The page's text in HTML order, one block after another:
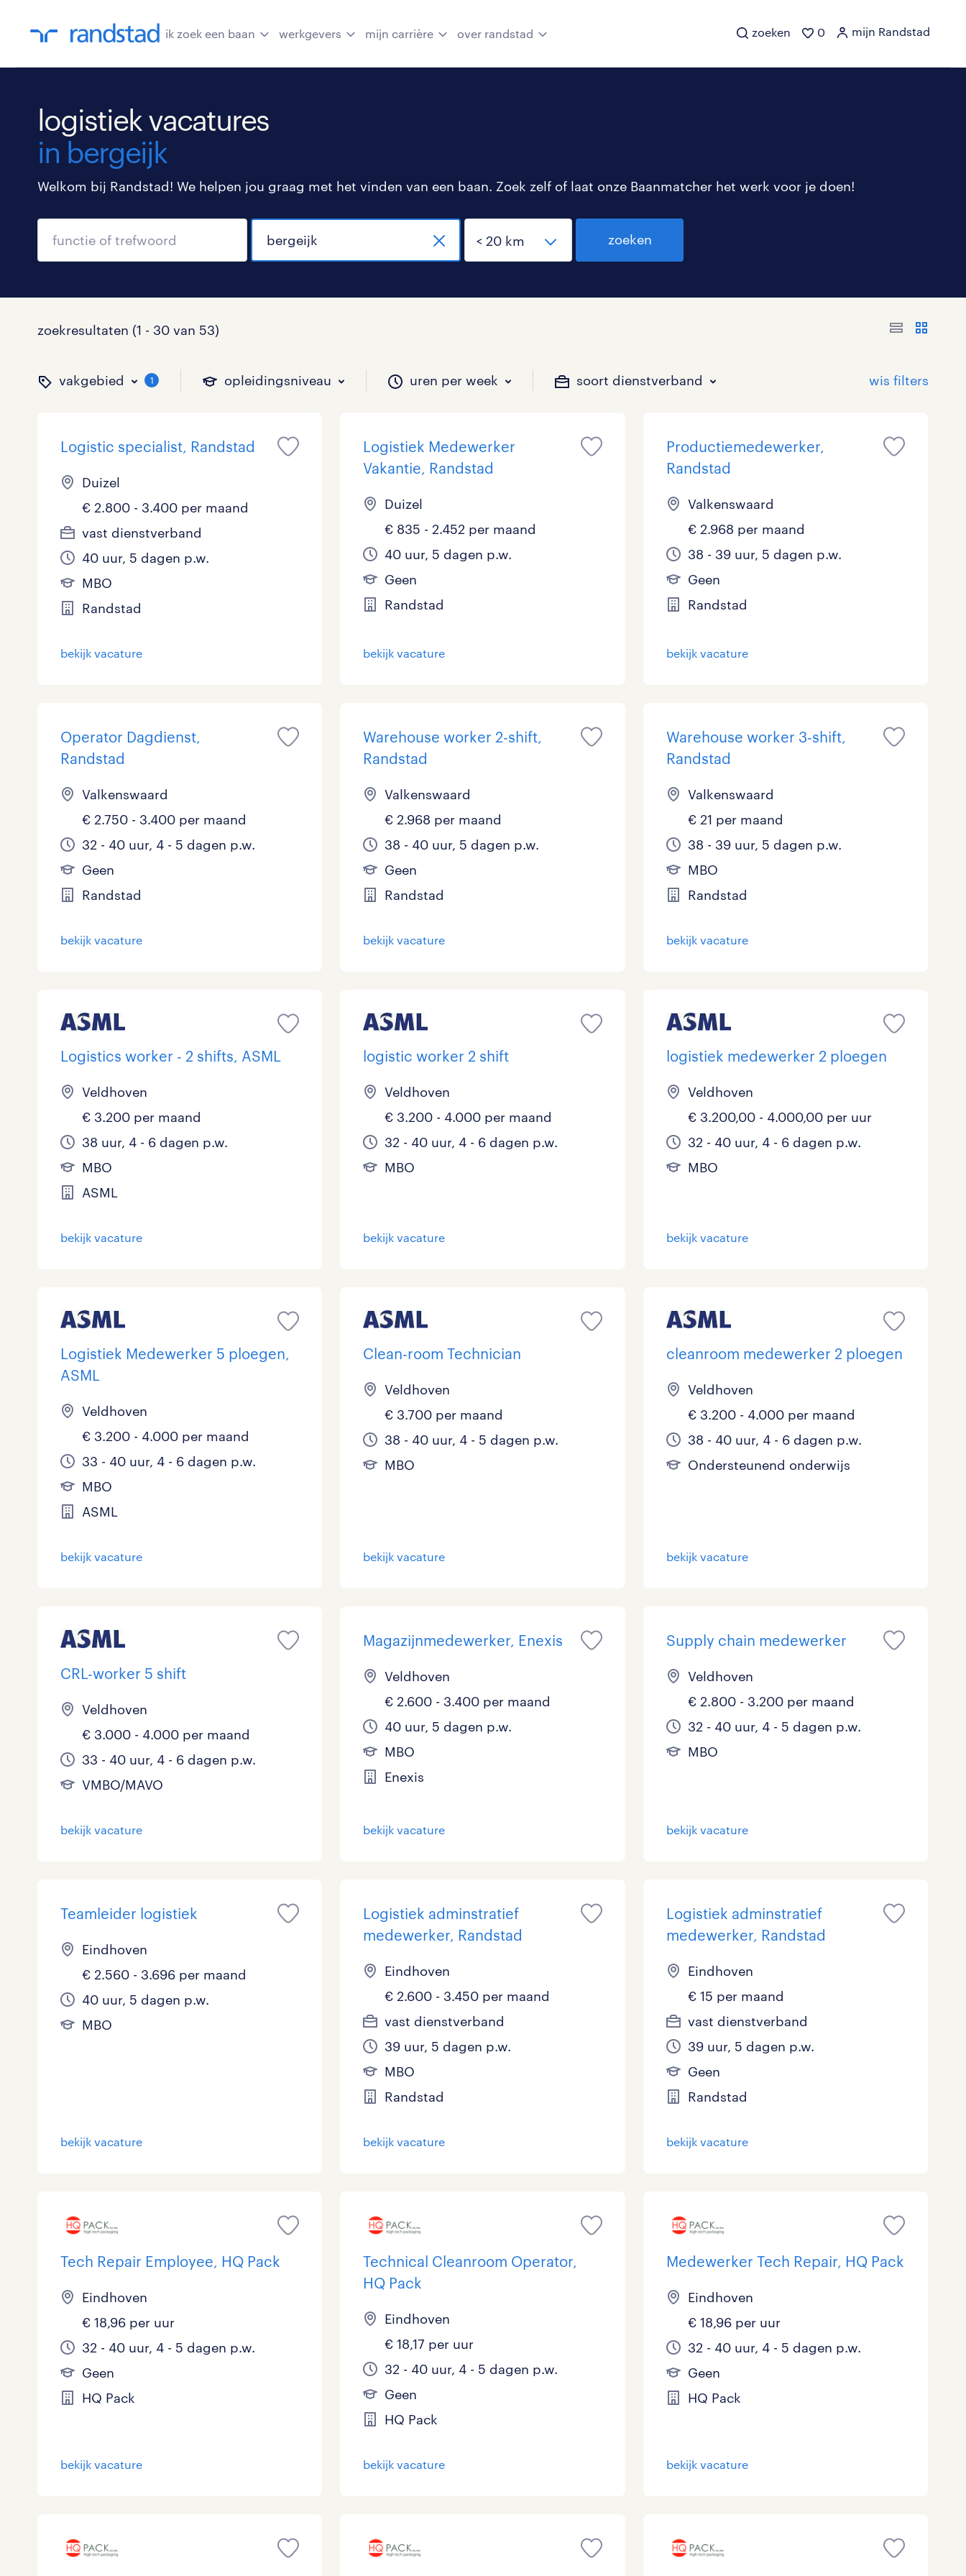
ik zoek een baan werkgevers mijn carrière over randstad zoeken 0 mijn Randstad
logistiek vacatures
in bergeijk
Welkom bij Randstad! We helpen jou graag met het vinden van een baan. Zoek zelf of laat onze Baanmatcher het werk voor je doen!
zoeken
zoekresultaten (1 - 30 van 53)
vakgebied 1 opleidingsniveau uren per week soort dienstverband
binnen welk vakgebied wil je werken?
Administratief Beveiliging
Callcenter / Contactcenter Chauffeurs Commercieel / Verkoop
Financieel Horeca / Catering
Management / Leidinggevend Marketing & Communicatie
Overig Personeel & Organisatie Schoonmaak
Secretarieel Supply chain & procurement Techniek
Webcare Zorg / Verpleging
toon 53 resultaten
op welk niveau zoek je vacatures?
Basisonderwijs 0 Geen 25 HAVO/VWO 0
HBO 0 LBO, MAVO, VMBO 0 MBO 17
Master Ondersteunend onderwijs
hoeveel uren per week wil je werken?
0 - 8 uur 1 9 - 16 uur 3 17 - 24 uur 3
25 - 32 uur 13 33 - 36 uur 5 37 - 40+ uur 28
welk soort dienstverband zou jij willen?
Detachering 0 Tijdelijk 11 Tijdelijk met uitzicht op vast
Vast 5
Logistic specialist, Randstad
Duizel
€ 2.800 - 3.400 per maand
vast dienstverband
40 uur, 5 dagen p.w.
MBO
Randstad
bekijk vacature
Logistiek Medewerker
Vakantie, Randstad
Duizel
€ 835 - 2.452 per maand
40 uur, 5 dagen p.w.
Geen
Randstad
bekijk vacature
Productiemedewerker,
Randstad
Valkenswaard
€ 2.968 per maand
38 - 39 uur, 5 dagen p.w.
Geen
Randstad
bekijk vacature
Operator Dagdienst,
Randstad
Valkenswaard
€ 2.750 - 3.400 per maand
32 - 40 uur, 4 - 5 dagen p.w.
Geen
Randstad
bekijk vacature
Warehouse worker 2-shift,
Randstad
Valkenswaard
€ 2.968 per maand
38 - 40 uur, 5 dagen p.w.
Geen
Randstad
bekijk vacature
Warehouse worker 3-shift,
Randstad
Valkenswaard
€ 21 per maand
38 - 39 uur, 5 dagen p.w.
MBO
Randstad
bekijk vacature
Logistics worker - 2 shifts, ASML
Veldhoven
€ 3.200 per maand
38 uur, 4 - 6 dagen p.w.
MBO
ASML
bekijk vacature
logistic worker 2 shift
Veldhoven
€ 3.200 - 4.000 per maand
32 - 40 uur, 4 - 6 dagen p.w.
MBO
bekijk vacature
logistiek medewerker 2 ploegen
Veldhoven
€ 3.200,00 - 4.000,00 per uur
32 - 40 uur, 4 - 6 dagen p.w.
MBO
bekijk vacature
Logistiek Medewerker 5 ploegen,
ASML
Veldhoven
€ 3.200 - 4.000 per maand
33 - 40 uur, 4 - 6 dagen p.w.
MBO
ASML
bekijk vacature
Clean-room Technician
Veldhoven
€ 3.700 per maand
38 - 40 uur, 4 - 5 dagen p.w.
MBO
bekijk vacature
cleanroom medewerker 2 ploegen
Veldhoven
€ 3.200 - 4.000 per maand
38 - 40 uur, 4 - 6 dagen p.w.
Ondersteunend onderwijs
bekijk vacature
CRL-worker 5 shift
Veldhoven
€ 3.000 - 4.000 per maand
33 - 40 uur, 4 - 6 dagen p.w.
VMBO/MAVO
bekijk vacature
Magazijnmedewerker, Enexis
Veldhoven
€ 2.600 - 3.400 per maand
40 uur, 5 dagen p.w.
MBO
Enexis
bekijk vacature
Supply chain medewerker
Veldhoven
€ 2.800 - 3.200 per maand
32 - 40 uur, 4 - 5 dagen p.w.
MBO
bekijk vacature
Teamleider logistiek
Eindhoven
€ 2.560 - 3.696 per maand
40 uur, 5 dagen p.w.
MBO
bekijk vacature
Logistiek adminstratief
medewerker, Randstad
Eindhoven
€ 2.600 - 3.450 per maand
vast dienstverband
39 uur, 5 dagen p.w.
MBO
Randstad
bekijk vacature
Logistiek adminstratief
medewerker, Randstad
Eindhoven
€ 15 per maand
vast dienstverband
39 uur, 5 dagen p.w.
Geen
Randstad
bekijk vacature
Tech Repair Employee, HQ Pack
Eindhoven
€ 18,96 per uur
32 - 40 uur, 4 - 5 dagen p.w.
Geen
HQ Pack
bekijk vacature
Technical Cleanroom Operator,
HQ Pack
Eindhoven
€ 18,17 per uur
32 - 40 uur, 4 - 5 dagen p.w.
Geen
HQ Pack
bekijk vacature
Medewerker Tech Repair, HQ Pack
Eindhoven
€ 18,96 per uur
32 - 40 uur, 4 - 5 dagen p.w.
Geen
HQ Pack
bekijk vacature